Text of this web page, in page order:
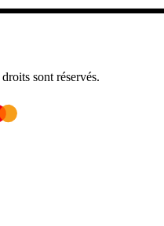
sont réservés.